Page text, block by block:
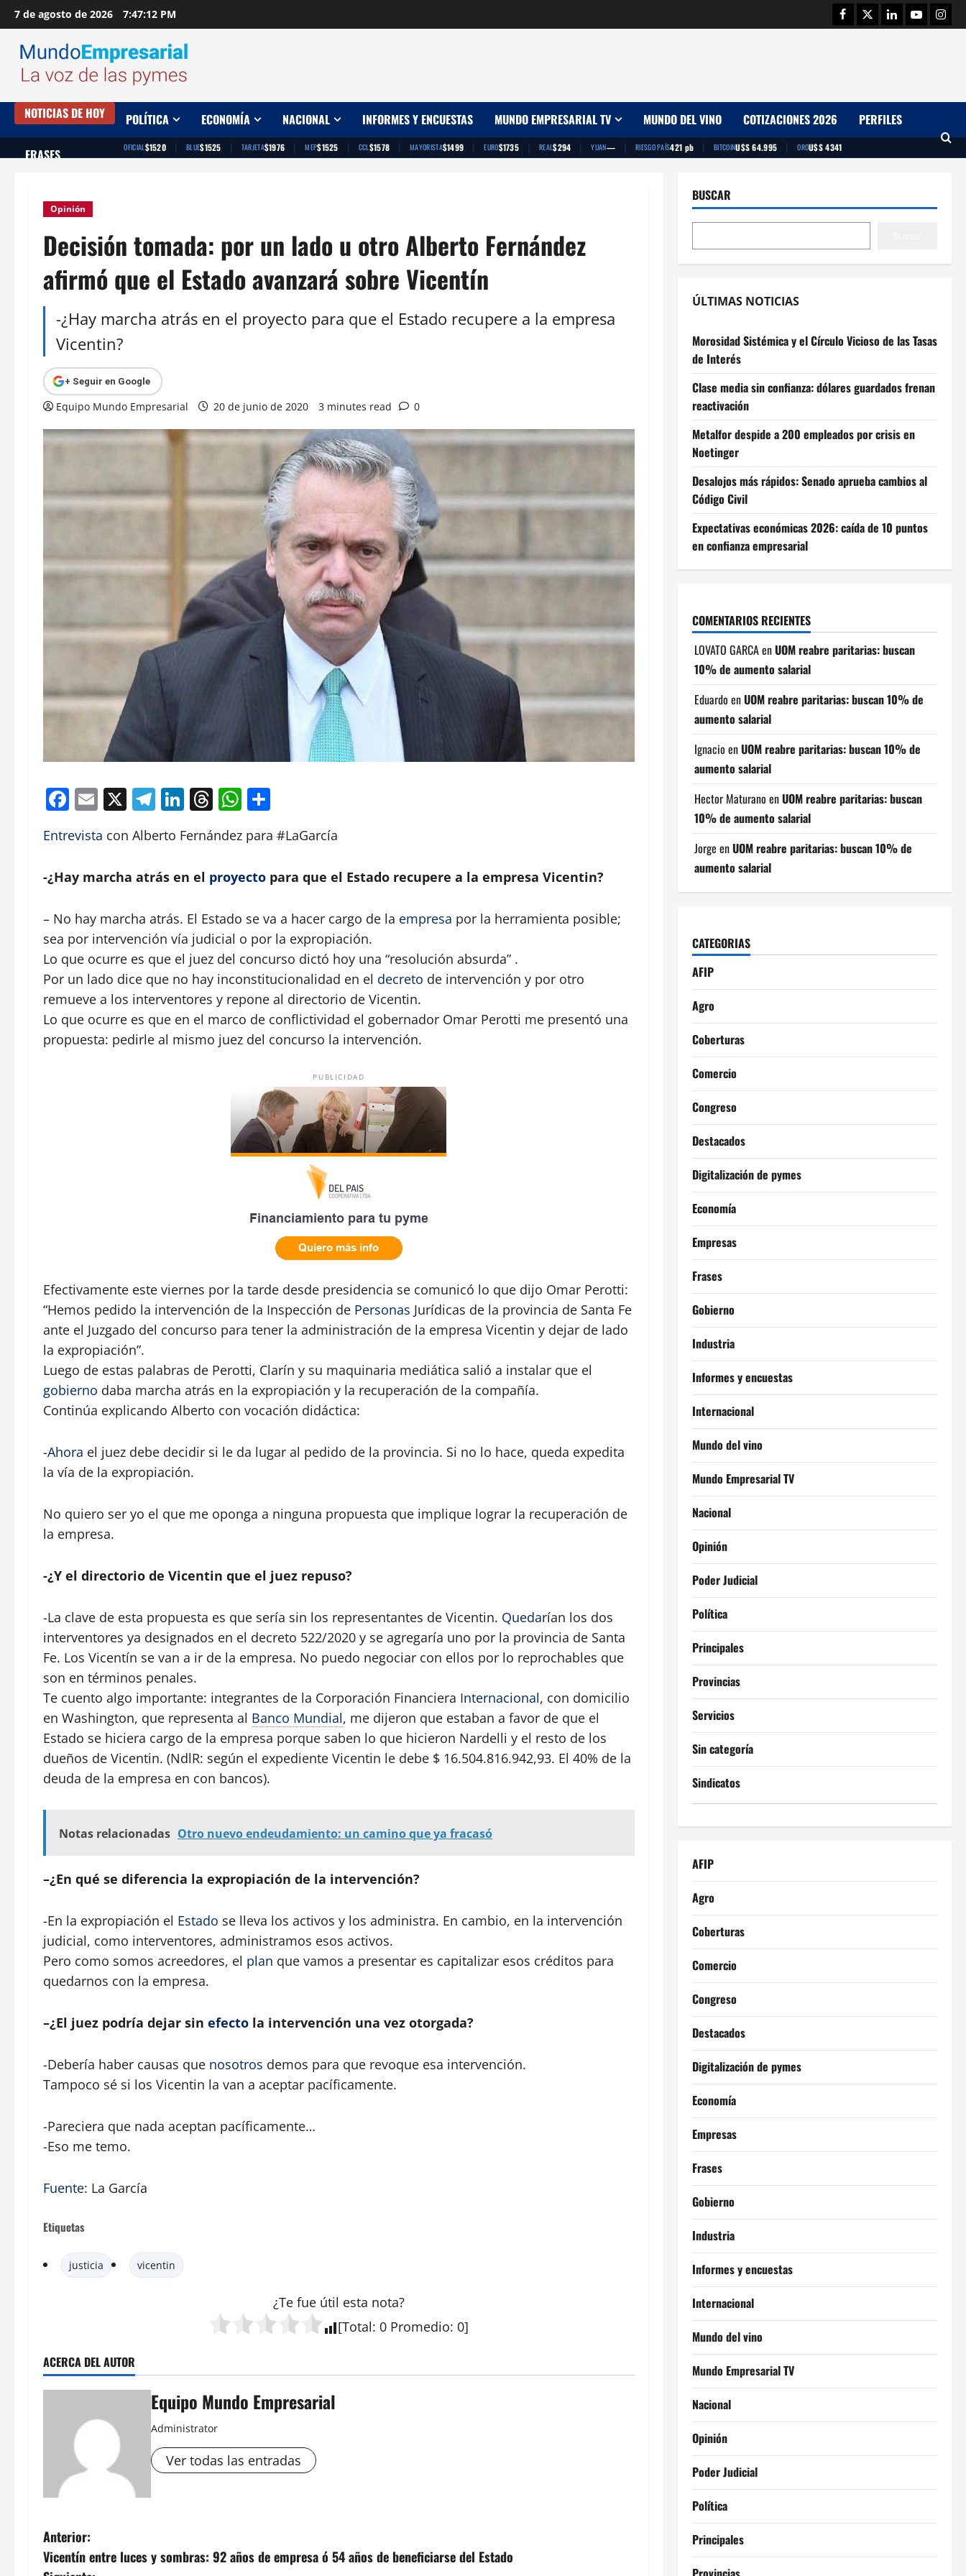
Saltar
al
contenido
7 de agosto de 2026 7:47:13 PM Facebook
TwitterLinkedinYoutube
NOTICIAS DE HOY POLÍTICA ECONOMÍA NACIONAL INFORMES Y ENCUESTAS MUNDO EMPRESARIAL TV MUNDO DEL VINO COTIZACIONES 2026 PERFILES
FRASES OFICIAL$1520 | BLUE$1525 | TARJETA$1976 | MEP$1525 | CCL$1578 | MAYORISTA$1499 | EURO$1735 | REAL$294 | YUAN— | RIESGO PAÍS421 pb | BITCOINU$S 64.995 | OROU$S 4341
Opinión
Decisión tomada: por un lado u otro Alberto Fernández
afirmó que el Estado avanzará sobre Vicentín
-¿Hay marcha atrás en el proyecto para que el Estado recupere a la empresa
Vicentin?
+ Seguir en Google
Equipo Mundo Empresarial 20 de junio de 2020 3 minutes read 0
Facebook
Email
X Telegram
LinkedIn
Threads
WhatsApp
Entrevista con Alberto Fernández para #LaGarcía
-¿Hay marcha atrás en el proyecto para que el Estado recupere a la empresa Vicentin?
– No hay marcha atrás. El Estado se va a hacer cargo de la empresa por la herramienta posible;
sea por intervención vía judicial o por la expropiación.
Lo que ocurre es que el juez del concurso dictó hoy una “resolución absurda” .
Por un lado dice que no hay inconstitucionalidad en el decreto de intervención y por otro
remueve a los interventores y repone al directorio de Vicentin.
Lo que ocurre es que en el marco de conflictividad el gobernador Omar Perotti me presentó una
propuesta: pedirle al mismo juez del concurso la intervención.
PUBLICIDAD
Efectivamente este viernes por la tarde desde presidencia se comunicó lo que dijo Omar Perotti:
“Hemos pedido la intervención de la Inspección de Personas Jurídicas de la provincia de Santa Fe
ante el Juzgado del concurso para tener la administración de la empresa Vicentin y dejar de lado
la expropiación”.
Luego de estas palabras de Perotti, Clarín y su maquinaria mediática salió a instalar que el
gobierno daba marcha atrás en la expropiación y la recuperación de la compañía.
Continúa explicando Alberto con vocación didáctica:
-Ahora el juez debe decidir si le da lugar al pedido de la provincia. Si no lo hace, queda expedita
la vía de la expropiación.
No quiero ser yo el que me oponga a ninguna propuesta que implique lograr la recuperación de
la empresa.
-¿Y el directorio de Vicentin que el juez repuso?
-La clave de esta propuesta es que sería sin los representantes de Vicentin. Quedarían los dos
interventores ya designados en el decreto 522/2020 y se agregaría uno por la provincia de Santa
Fe. Los Vicentín se van a ir de la empresa. No puedo negociar con ellos por lo reprochables que
son en términos penales.
Te cuento algo importante: integrantes de la Corporación Financiera Internacional, con domicilio
en Washington, que representa al Banco Mundial, me dijeron que estaban a favor de que el
Estado se hiciera cargo de la empresa porque saben lo que hicieron Nardelli y el resto de los
dueños de Vicentin. (NdlR: según el expediente Vicentin le debe $ 16.504.816.942,93. El 40% de la
deuda de la empresa en con bancos).
Notas relacionadas Otro nuevo endeudamiento: un camino que ya fracasó
–¿En qué se diferencia la expropiación de la intervención?
-En la expropiación el Estado se lleva los activos y los administra. En cambio, en la intervención
judicial, como interventores, administramos esos activos.
Pero como somos acreedores, el plan que vamos a presentar es capitalizar esos créditos para
quedarnos con la empresa.
–¿El juez podría dejar sin efecto la intervención una vez otorgada?
-Debería haber causas que nosotros demos para que revoque esa intervención.
Tampoco sé si los Vicentin la van a aceptar pacíficamente.
-Pareciera que nada aceptan pacíficamente…
-Eso me temo.
Fuente: La García
Etiquetas
justicia vicentin
¿Te fue útil esta nota?
[Total: 0 Promedio: 0]
ACERCA DEL AUTOR
Equipo Mundo Empresarial
Administrator
Ver todas las entradas
N
Anterior:
Vicentín entre luces y sombras: 92 años de empresa ó 54 años de beneficiarse del Estado
BUSCAR
ÚLTIMAS NOTICIAS
Morosidad Sistémica y el Círculo Vicioso de las Tasas
de Interés
Clase media sin confianza: dólares guardados frenan
reactivación
Metalfor despide a 200 empleados por crisis en
Noetinger
Desalojos más rápidos: Senado aprueba cambios al
Código Civil
Expectativas económicas 2026: caída de 10 puntos
en confianza empresarial
COMENTARIOS RECIENTES
LOVATO GARCAenUOM reabre paritarias: buscan
10% de aumento salarial
Eduardo enUOM reabre paritarias: buscan 10% de
aumento salarial
Ignacio enUOM reabre paritarias: buscan 10% de
aumento salarial
Hector Maturano enUOM reabre paritarias: buscan
10% de aumento salarial
Jorge enUOM reabre paritarias: buscan 10% de
aumento salarial
CATEGORIAS
AFIP
Agro
Coberturas
Comercio
Congreso
Destacados
Digitalización de pymes
Economía
Empresas
Frases
Gobierno
Industria
Informes y encuestas
Internacional
Mundo del vino
Mundo Empresarial TV
Nacional
Opinión
Poder Judicial
Política
Principales
Provincias
Servicios
Sin categoría
Sindicatos
AFIP
Agro
Coberturas
Comercio
Congreso
Destacados
Digitalización de pymes
Economía
Empresas
Frases
Gobierno
Industria
Informes y encuestas
Internacional
Mundo del vino
Mundo Empresarial TV
Nacional
Opinión
Poder Judicial
Política
Principales